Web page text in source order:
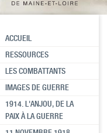
ACCUEIL
RESSOURCES
LES COMBATTANTS
IMAGES DE GUERRE
1914. L'ANJOU, DE LA
PAIX À LA GUERRE